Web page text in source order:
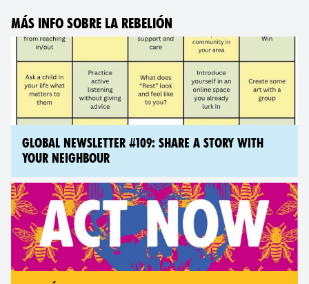
MÁS INFO SOBRE LA REBELIÓN
GLOBAL NEWSLETTER #109: SHARE A STORY WITH
YOUR NEIGHBOUR